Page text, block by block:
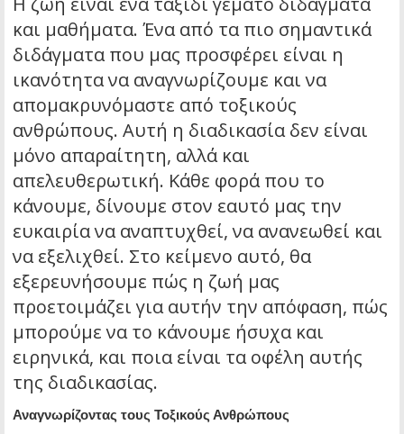
και μαθήματα. Ένα από τα πιο σημαντικά
διδάγματα που μας προσφέρει είναι η
ικανότητα να αναγνωρίζουμε και να
απομακρυνόμαστε από τοξικούς
ανθρώπους. Αυτή η διαδικασία δεν είναι
μόνο απαραίτητη, αλλά και
απελευθερωτική. Κάθε φορά που το
κάνουμε, δίνουμε στον εαυτό μας την
ευκαιρία να αναπτυχθεί, να ανανεωθεί και
να εξελιχθεί. Στο κείμενο αυτό, θα
εξερευνήσουμε πώς η ζωή μας
προετοιμάζει για αυτήν την απόφαση, πώς
μπορούμε να το κάνουμε ήσυχα και
ειρηνικά, και ποια είναι τα οφέλη αυτής
της διαδικασίας.
Αναγνωρίζοντας τους Τοξικούς Ανθρώπους